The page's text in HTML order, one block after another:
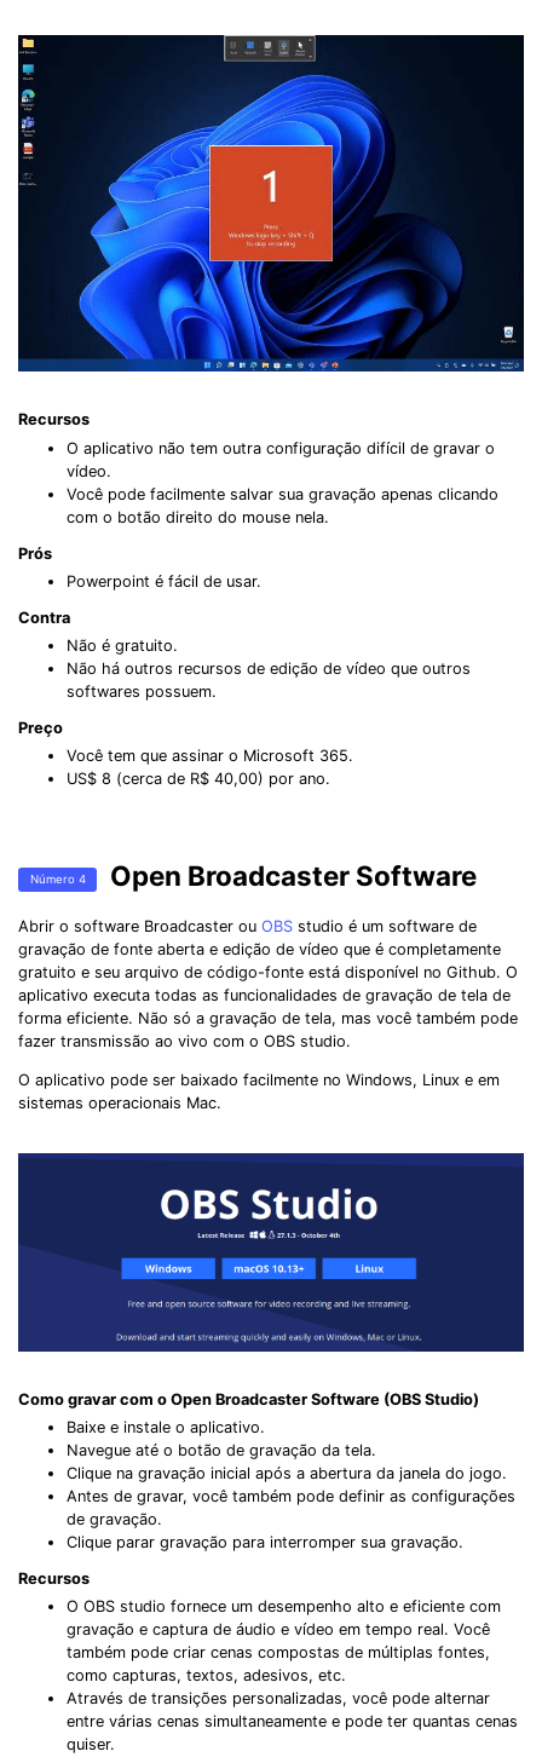
Recursos
O aplicativo não tem outra configuração difícil de gravar o
vídeo.
Você pode facilmente salvar sua gravação apenas clicando
com o botão direito do mouse nela.
Prós
Powerpoint é fácil de usar.
Contra
Não é gratuito.
Não há outros recursos de edição de vídeo que outros
softwares possuem.
Preço
Você tem que assinar o Microsoft 365.
US$ 8 (cerca de R$ 40,00) por ano.
Número 4 Open Broadcaster Software
Abrir o software Broadcaster ou OBS studio é um software de
gravação de fonte aberta e edição de vídeo que é completamente
gratuito e seu arquivo de código-fonte está disponível no Github. O
aplicativo executa todas as funcionalidades de gravação de tela de
forma eficiente. Não só a gravação de tela, mas você também pode
fazer transmissão ao vivo com o OBS studio.
O aplicativo pode ser baixado facilmente no Windows, Linux e em
sistemas operacionais Mac.
Como gravar com o Open Broadcaster Software (OBS Studio)
Baixe e instale o aplicativo.
Navegue até o botão de gravação da tela.
Clique na gravação inicial após a abertura da janela do jogo.
Antes de gravar, você também pode definir as configurações
de gravação.
Clique parar gravação para interromper sua gravação.
Recursos
O OBS studio fornece um desempenho alto e eficiente com
gravação e captura de áudio e vídeo em tempo real. Você
também pode criar cenas compostas de múltiplas fontes,
como capturas, textos, adesivos, etc.
Através de transições personalizadas, você pode alternar
entre várias cenas simultaneamente e pode ter quantas cenas
quiser.